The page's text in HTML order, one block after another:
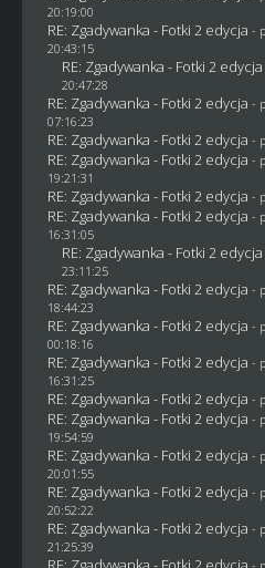
20:19:00
RE: Zgadywanka - Fotki 2 edycja -
20:43:15
RE: Zgadywanka - Fotki 2 edycja
20:47:28
RE: Zgadywanka - Fotki 2 edycja -
07:16:23
RE: Zgadywanka - Fotki 2 edycja -
RE: Zgadywanka - Fotki 2 edycja -
19:21:31
RE: Zgadywanka - Fotki 2 edycja -
RE: Zgadywanka - Fotki 2 edycja -
16:31:05
RE: Zgadywanka - Fotki 2 edycja
23:11:25
RE: Zgadywanka - Fotki 2 edycja -
18:44:23
RE: Zgadywanka - Fotki 2 edycja -
00:18:16
RE: Zgadywanka - Fotki 2 edycja -
16:31:25
RE: Zgadywanka - Fotki 2 edycja -
RE: Zgadywanka - Fotki 2 edycja -
19:54:59
RE: Zgadywanka - Fotki 2 edycja -
20:01:55
RE: Zgadywanka - Fotki 2 edycja -
20:52:22
RE: Zgadywanka - Fotki 2 edycja -
21:25:39